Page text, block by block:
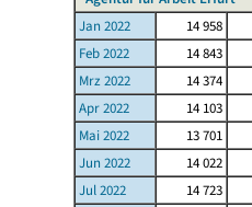
Jan 2022
14 958
Feb 2022
14 843
Mrz 2022
14 374
Apr 2022
14 103
Mai 2022
13 701
Jun 2022
14 022
Jul 2022
14 723